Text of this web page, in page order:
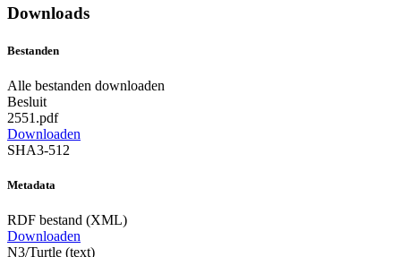
Downloads
Bestanden
Alle bestanden downloaden
Besluit
2551.pdf
Downloaden
SHA3-512
Metadata
RDF bestand (XML)
Downloaden
N3/Turtle (text)